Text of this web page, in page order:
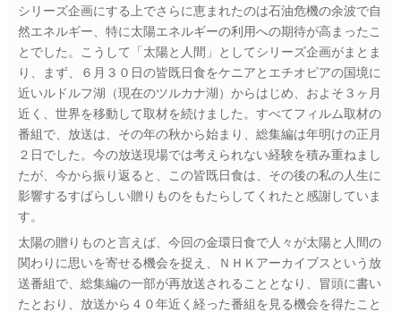
シリーズ企画にする上でさらに恵まれたのは石油危機の余波で自
然エネルギー、特に太陽エネルギーの利用への期待が高まったこ
とでした。こうして「太陽と人間」としてシリーズ企画がまとま
り、まず、６月３０日の皆既日食をケニアとエチオピアの国境に
近いルドルフ湖（現在のツルカナ湖）からはじめ、およそ３ヶ月
近く、世界を移動して取材を続けました。すべてフィルム取材の
番組で、放送は、その年の秋から始まり、総集編は年明けの正月
２日でした。今の放送現場では考えられない経験を積み重ねまし
たが、今から振り返ると、この皆既日食は、その後の私の人生に
影響するすばらしい贈りものをもたらしてくれたと感謝していま
す。
太陽の贈りものと言えば、今回の金環日食で人々が太陽と人間の
関わりに思いを寄せる機会を捉え、ＮＨＫアーカイブスという放
送番組で、総集編の一部が再放送されることとなり、冒頭に書い
たとおり、放送から４０年近く経った番組を見る機会を得たこと